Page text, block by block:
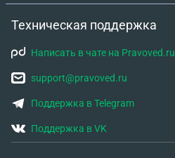
Техническая поддержка
Написать в чате на Pravoved.ru
support@pravoved.ru
Поддержка в Telegram
Поддержка в VK